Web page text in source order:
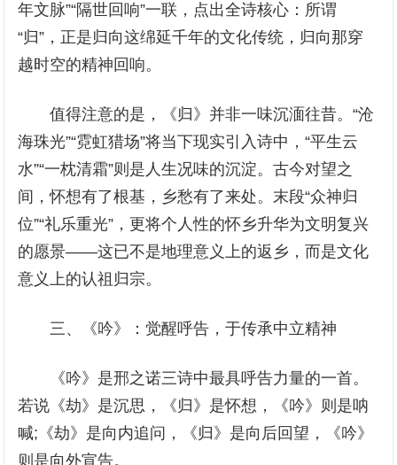
年文脉”“隔世回响”一联，点出全诗核心：所谓
“归”，正是归向这绵延千年的文化传统，归向那穿
越时空的精神回响。
值得注意的是，《归》并非一味沉湎往昔。“沧
海珠光”“霓虹猎场”将当下现实引入诗中，“平生云
水”“一枕清霜”则是人生况味的沉淀。古今对望之
间，怀想有了根基，乡愁有了来处。末段“众神归
位”“礼乐重光”，更将个人性的怀乡升华为文明复兴
的愿景——这已不是地理意义上的返乡，而是文化
意义上的认祖归宗。
三、《吟》：觉醒呼告，于传承中立精神
《吟》是邢之诺三诗中最具呼告力量的一首。
若说《劫》是沉思，《归》是怀想，《吟》则是呐
喊;《劫》是向内追问，《归》是向后回望，《吟》
则是向外宣告。